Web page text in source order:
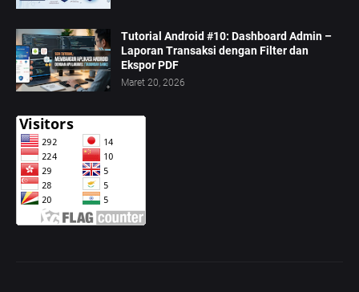
Tutorial Android #10: Dashboard Admin –
Laporan Transaksi dengan Filter dan
Ekspor PDF
Maret 20, 2026